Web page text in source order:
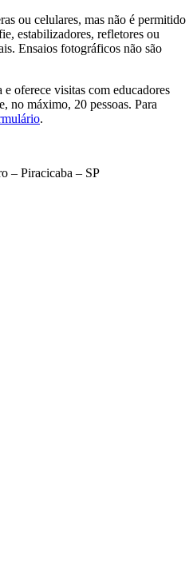
ou celulares, mas não é permitido
estabilizadores, refletores ou
Ensaios fotográficos não são
oferece visitas com educadores
no máximo, 20 pessoas. Para
.
– Piracicaba – SP